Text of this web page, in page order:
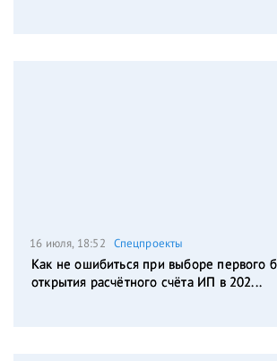
16 июля, 18:52 Спецпроекты
Как не ошибиться при выборе первого
открытия расчётного счёта ИП в 202...